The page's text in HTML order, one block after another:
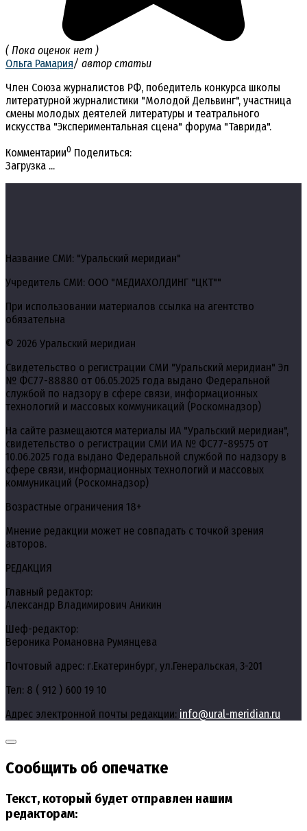
( Пока оценок нет )
Ольга Рамария/ автор статьи
Член Союза журналистов РФ, победитель конкурса школы
литературной журналистики "Молодой Дельвинг", участница
смены молодых деятелей литературы и театрального
искусства "Экспериментальная сцена" форума "Таврида".
Комментарии0 Поделиться:
Загрузка ...
Название СМИ: "Уральский меридиан"
Учредитель СМИ: ООО "МЕДИАХОЛДИНГ "ЦКТ""
При использовании материалов ссылка на агентство
обязательна
© 2026 Уральский меридиан
Свидетельство о регистрации СМИ "Уральский меридиан" Эл
№ ФС77-88880 от 06.05.2025 года выдано Федеральной
службой по надзору в сфере связи, информационных
технологий и массовых коммуникаций (Роскомнадзор)
На сайте размещаются материалы ИА "Уральский меридиан",
свидетельство о регистрации СМИ ИА № ФС77-89575 от
10.06.2025 года выдано Федеральной службой по надзору в
сфере связи, информационных технологий и массовых
коммуникаций (Роскомнадзор)
Возрастные ограничения 18+
Мнение редакции может не совпадать с точкой зрения
авторов.
РЕДАКЦИЯ
Главный редактор:
Александр Владимирович Аникин
Шеф-редактор:
Вероника Романовна Румянцева
Почтовый адрес: г.Екатеринбург, ул.Генеральская, 3-201
Тел: 8 ( 912 ) 600 19 10
Адрес электронной почты редакции: info@ural-meridian.ru
Сообщить об опечатке
Текст, который будет отправлен нашим
редакторам: